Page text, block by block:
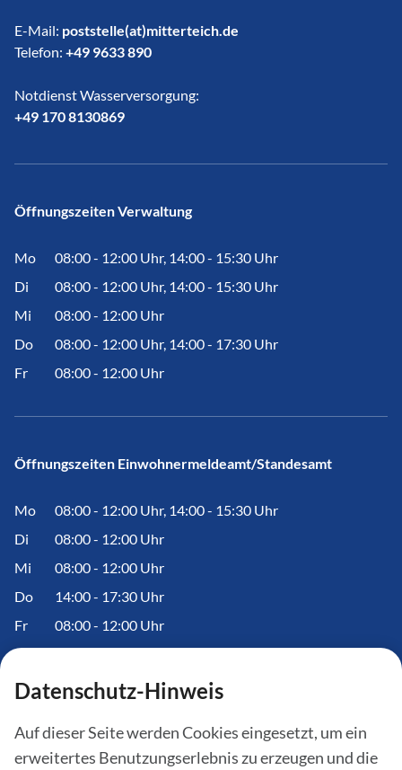
Datenschutz-Hinweis
Auf dieser Seite werden Cookies eingesetzt, um ein
erweitertes Benutzungserlebnis zu erzeugen und die
E-Mail: poststelle(at)mitterteich.de
Telefon: +49 9633 890
Notdienst Wasserversorgung:
​​​​​​​+49 170 8130869
Öffnungszeiten Verwaltung
Mo
08:00 - 12:00 Uhr, 14:00 - 15:30 Uhr
Di
08:00 - 12:00 Uhr, 14:00 - 15:30 Uhr
Mi
08:00 - 12:00 Uhr
Do
08:00 - 12:00 Uhr, 14:00 - 17:30 Uhr
Fr
08:00 - 12:00 Uhr
Öffnungszeiten Einwohnermeldeamt/Standesamt
Mo
08:00 - 12:00 Uhr, 14:00 - 15:30 Uhr
Di
08:00 - 12:00 Uhr
Mi
08:00 - 12:00 Uhr
Do
14:00 - 17:30 Uhr
Fr
08:00 - 12:00 Uhr
Amtstafel